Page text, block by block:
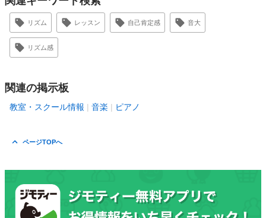
リズム レッスン 自己肯定感 音大
リズム感
関連の掲示板
教室・スクール情報 音楽 ピアノ
ページTOPへ